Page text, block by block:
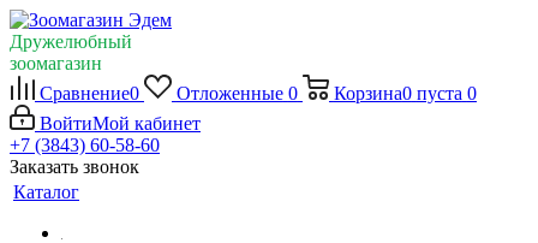
Дружелюбный
зоомагазин
Сравнение0 Отложенные 0 Корзина0 пуста 0
ВойтиМой кабинет
+7 (3843) 60-58-60
Заказать звонок
Каталог